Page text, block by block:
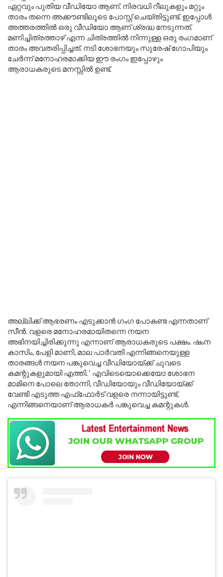
ഏറ്റവും പുതിയ വീഡിയോ ആണ്. നിരവധി റീലുകളും മറ്റും
താരം തന്നെ അക്കൗണ്ടിലൂടെ പോസ്റ്റ് ചെയ്തിട്ടുണ്ട്. ഇപ്പോൾ
അത്തരത്തിൽ ഒരു വീഡിയോ ആണ് ശ്രദ്ധ നേടുന്നത്.
മണിച്ചിത്രത്താഴ് എന്ന ചിത്രത്തിൽ നിന്നുള്ള ഒരു രംഗമാണ്
താരം അവതരിപ്പിച്ചത്. നടി ശോഭനയും സുരേഷ് ഗോപിയും
ചേർന്ന് മനോഹരമാക്കിയ ഈ രംഗം ഇപ്പോഴും
ആരാധകരുടെ മനസ്സിൽ ഉണ്ട്.
അല്ലിക്ക് ആഭരണം എടുക്കാൻ ഗംഗ പോകണ്ട എന്നതാണ്
സീൻ. വളരെ മനോഹരമായിതന്നെ നയന
അഭിനയിച്ചിരിക്കുന്നു എന്നാണ് ആരാധകരുടെ പക്ഷം. ഷംന
കാസിം, പേളി മാണി, മാല പാർവതി എന്നിങ്ങനെയുള്ള
താരങ്ങൾ നയന പങ്കുവെച്ച വീഡിയോയ്ക്ക് ചുവടെ
കമന്റുകളുമായി എത്തി. ‘ എവിടെയൊക്കെയോ ശോഭന
മാമിനെ പോലെ തോന്നി, വീഡിയോയും വീഡിയോയ്ക്ക്
വേണ്ടി എടുത്ത എഫ്ഫോർട് വളരെ നന്നായിട്ടുണ്ട്,
എന്നിങ്ങനെയാണ് ആരാധകർ പങ്കുവെച്ച കമന്റുകൾ.